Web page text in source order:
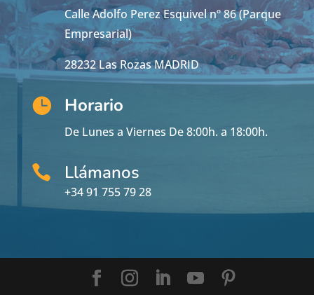
Calle Adolfo Perez Esquivel nº 86 (Parque
Empresarial)
28232 Las Rozas MADRID
 Horario
De Lunes a Viernes De 8:00h. a 18:00h.
 Llámanos
+34 91 755 79 28